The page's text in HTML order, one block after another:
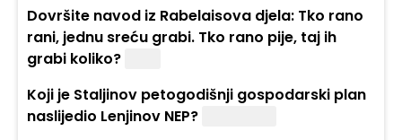
Dovršite navod iz Rabelaisova djela: Tko rano
rani, jednu sreću grabi. Tko rano pije, taj ih
grabi koliko?
Koji je Staljinov petogodišnji gospodarski plan
naslijedio Lenjinov NEP?